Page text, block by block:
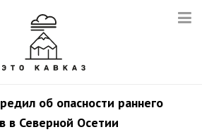
об опасности раннего
в Северной Осетии